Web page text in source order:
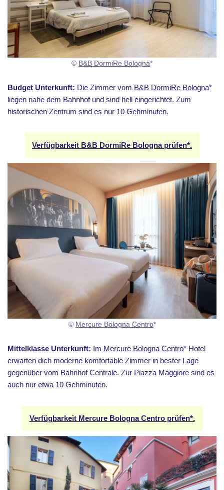
© B&B DormiRe Bologna*
Budget Unterkunft: Die Zimmer vom B&B DormiRe Bologna*
liegen nahe dem Bahnhof und sind hell eingerichtet. Zum
historischen Zentrum sind es nur 10 Gehminuten.
Verfügbarkeit B&B DormiRe Bologna prüfen*.
© Mercure Bologna Centro*
Mittelklasse Unterkunft: Im Mercure Bologna Centro* Hotel
erwarten dich moderne komfortable Zimmer in bester Lage
gegenüber vom Bahnhof Centrale. Zur Piazza Maggiore sind es
auch nur etwa 10 Gehminuten.
Verfügbarkeit Mercure Bologna Centro prüfen*.